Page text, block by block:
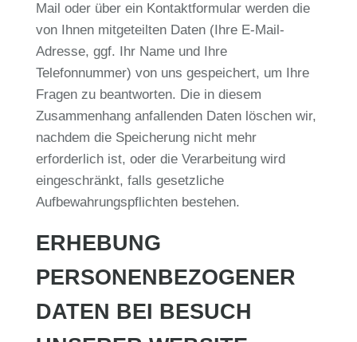
Mail oder über ein Kontaktformular werden die
von Ihnen mitgeteilten Daten (Ihre E-Mail-
Adresse, ggf. Ihr Name und Ihre
Telefonnummer) von uns gespeichert, um Ihre
Fragen zu beantworten. Die in diesem
Zusammenhang anfallenden Daten löschen wir,
nachdem die Speicherung nicht mehr
erforderlich ist, oder die Verarbeitung wird
eingeschränkt, falls gesetzliche
Aufbewahrungspflichten bestehen.
ERHEBUNG
PERSONENBEZOGENER
DATEN BEI BESUCH